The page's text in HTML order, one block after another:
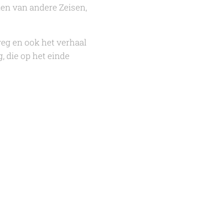
van andere Zeisen,
en ook het verhaal
die op het einde